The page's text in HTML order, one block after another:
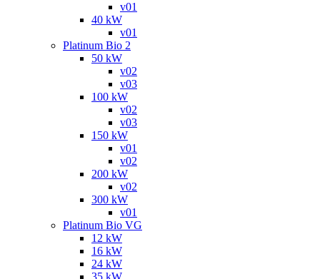
v01
40 kW
v01
Platinum Bio 2
50 kW
v02
v03
100 kW
v02
v03
150 kW
v01
v02
200 kW
v02
300 kW
v01
Platinum Bio VG
12 kW
16 kW
24 kW
35 kW